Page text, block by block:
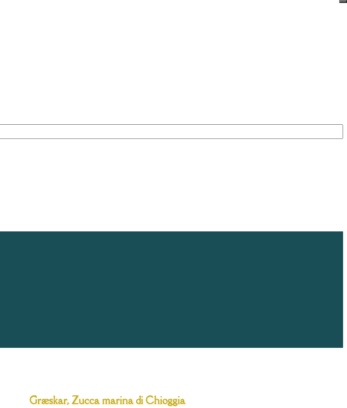
Græskar, Zucca marina di Chioggia